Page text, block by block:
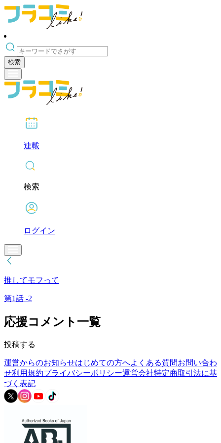
検索
連載
検索
ログイン
推してモフって
第1話 -2
応援コメント一覧
投稿する
運営からのお知らせはじめての方へよくある質問お問い合わ
せ利用規約プライバシーポリシー運営会社特定商取引法に基
づく表記